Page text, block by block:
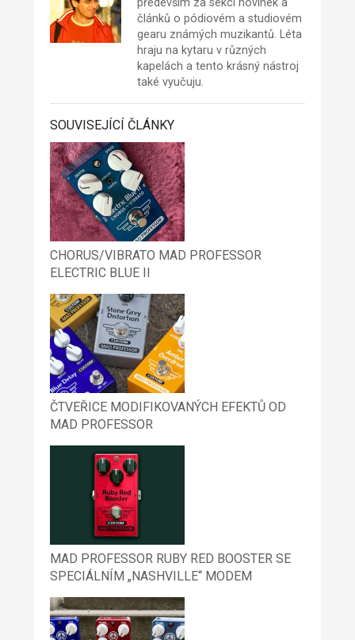
především za sekci novinek a
článků o pódiovém a studiovém
gearu známých muzikantů. Léta
hraju na kytaru v různých
kapelách a tento krásný nástroj
také vyučuju.
SOUVISEJÍCÍ ČLÁNKY
CHORUS/VIBRATO MAD PROFESSOR
ELECTRIC BLUE II
ČTVEŘICE MODIFIKOVANÝCH EFEKTŮ OD
MAD PROFESSOR
MAD PROFESSOR RUBY RED BOOSTER SE
SPECIÁLNÍM „NASHVILLE“ MODEM